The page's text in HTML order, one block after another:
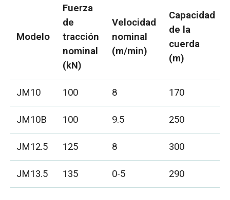
Modelo
Fuerza
de
tracción
nominal
(kN)
Velocidad
nominal
(m/min)
Capacidad
de la
cuerda
(m)
JM10 100 8 170
JM10B
100 9.5 250
JM12.5
125 8 300
JM13.5
135 0-5 290